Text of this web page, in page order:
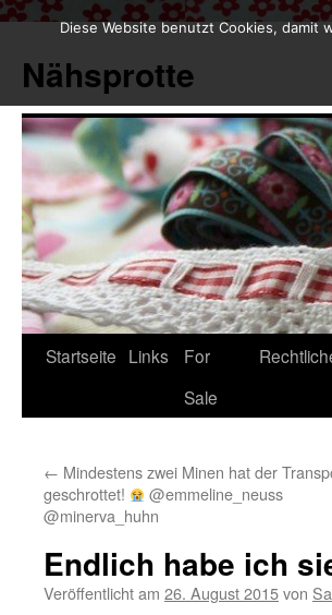
springen
Nähsprotte
Startseite Links
For
Sale
← Mindestens zwei Minen hat der
geschrottet!
@emmeline_neuss
@minerva_huhn
Endlich habe ich
Veröffentlicht am 26. August 2015von
Diese Website benutzt Cookies, damit